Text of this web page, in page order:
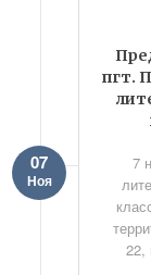
пгт.
07
Ноя
7
22,